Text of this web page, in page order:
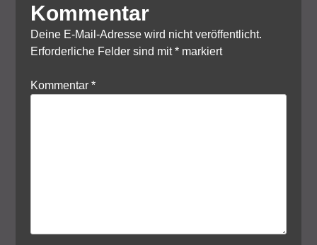
Kommentar
Deine E-Mail-Adresse wird nicht veröffentlicht.
Erforderliche Felder sind mit*markiert
Kommentar *